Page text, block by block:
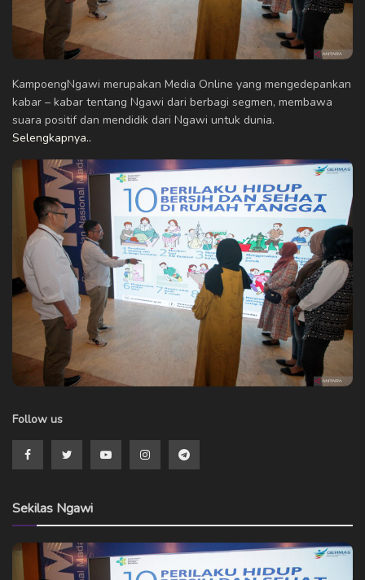
KampoengNgawi merupakan Media Online yang mengedepankan
kabar – kabar tentang Ngawi dari berbagi segmen, membawa
suara positif dan mendidik dari Ngawi untuk dunia.
Selengkapnya..
Follow us
Sekilas Ngawi